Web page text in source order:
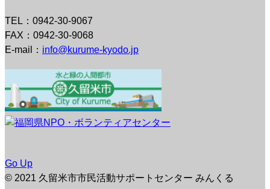
TEL：0942-30-9067
FAX：0942-30-9068
E-mail： info@kurume-kyodo.jp
Go Up
© 2021 久留米市市民活動サポートセンター みんくる